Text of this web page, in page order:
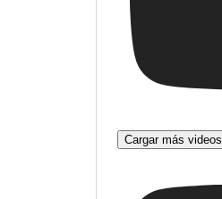
Cargar más videos